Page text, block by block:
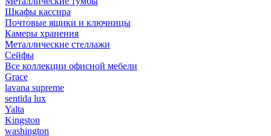
Шкафы кассира
Почтовые ящики и ключницы
Камеры хранения
Металлические стеллажи
Сейфы
Все коллекции офисной мебели
Grace
lavana supreme
sentida lux
Yalta
Kingston
washington